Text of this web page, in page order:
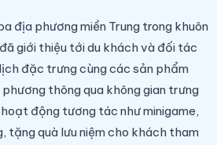
địa phương miền Trung trong khuôn
giới thiệu tới du khách và đối tác
đặc trưng cùng các sản phẩm
thông qua không gian trưng
động tương tác như minigame,
quà lưu niệm cho khách tham